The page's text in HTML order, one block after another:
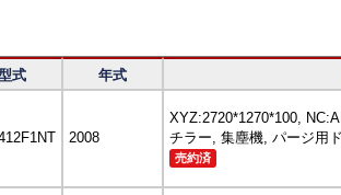
式 年式
2008
XYZ:2720*1270*100,
チラー, 集塵機, パージ用
売約済